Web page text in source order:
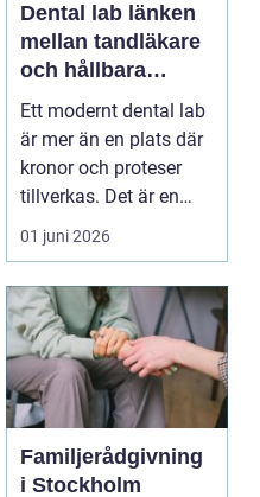
Dental lab länken
mellan tandläkare
och hållbara
leenden
Ett modernt dental lab
är mer än en plats där
kronor och proteser
tillverkas. Det är en
teknisk och ...
01 juni 2026
Familjerådgivning
i Stockholm